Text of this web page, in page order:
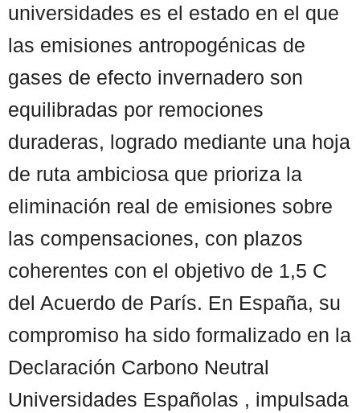
universidades es el estado en el que
las emisiones antropogénicas de
gases de efecto invernadero son
equilibradas por remociones
duraderas, logrado mediante una hoja
de ruta ambiciosa que prioriza la
eliminación real de emisiones sobre
las compensaciones, con plazos
coherentes con el objetivo de 1,5 C
del Acuerdo de París. En España, su
compromiso ha sido formalizado en la
Declaración Carbono Neutral
Universidades Españolas , impulsada